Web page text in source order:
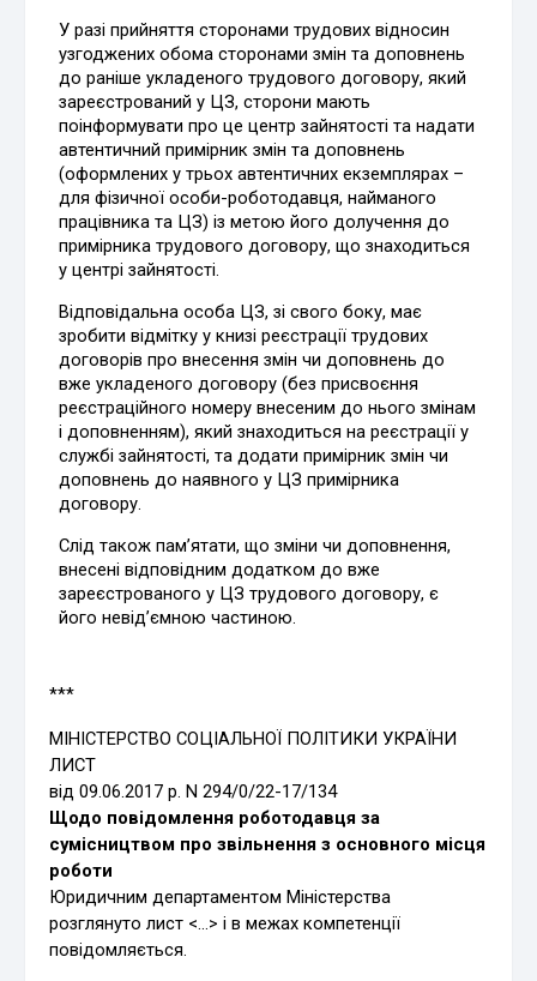
У разі прийняття сторонами трудових відносин
узгоджених обома сторонами змін та доповнень
до раніше укладеного трудового договору, який
зареєстрований у ЦЗ, сторони мають
поінформувати про це центр зайнятості та надати
автентичний примірник змін та доповнень
(оформлених у трьох автентичних екземплярах –
для фізичної особи-роботодавця, найманого
працівника та ЦЗ) із метою його долучення до
примірника трудового договору, що знаходиться
у центрі зайнятості.
Відповідальна особа ЦЗ, зі свого боку, має
зробити відмітку у книзі реєстрації трудових
договорів про внесення змін чи доповнень до
вже укладеного договору (без присвоєння
реєстраційного номеру внесеним до нього змінам
і доповненням), який знаходиться на реєстрації у
службі зайнятості, та додати примірник змін чи
доповнень до наявного у ЦЗ примірника
договору.
Слід також пам’ятати, що зміни чи допов­нення,
внесені відповідним додатком до вже
зареєстрованого у ЦЗ трудового договору, є
його невід’ємною частиною.
***
МІНІСТЕРСТВО СОЦІАЛЬНОЇ ПОЛІТИКИ УКРАЇНИ
ЛИСТ
від 09.06.2017 р. N 294/0/22-17/134
Щодо повідомлення роботодавця за
сумісництвом про звільнення з основного місця
роботи
Юридичним департаментом Міністерства
розглянуто лист <…> і в межах компетенції
повідомляється.